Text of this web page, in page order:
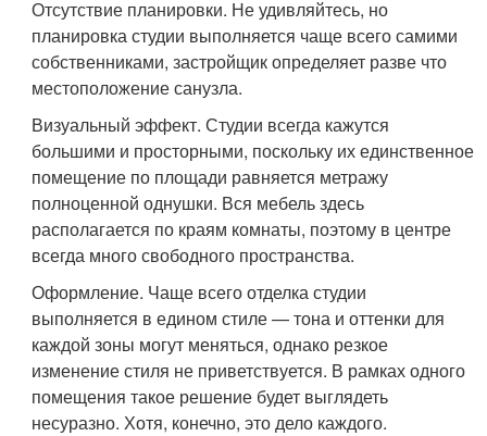
Отсутствие планировки. Не удивляйтесь, но
планировка студии выполняется чаще всего самими
собственниками, застройщик определяет разве что
местоположение санузла.
Визуальный эффект. Студии всегда кажутся
большими и просторными, поскольку их единственное
помещение по площади равняется метражу
полноценной однушки. Вся мебель здесь
располагается по краям комнаты, поэтому в центре
всегда много свободного пространства.
Оформление. Чаще всего отделка студии
выполняется в едином стиле — тона и оттенки для
каждой зоны могут меняться, однако резкое
изменение стиля не приветствуется. В рамках одного
помещения такое решение будет выглядеть
несуразно. Хотя, конечно, это дело каждого.